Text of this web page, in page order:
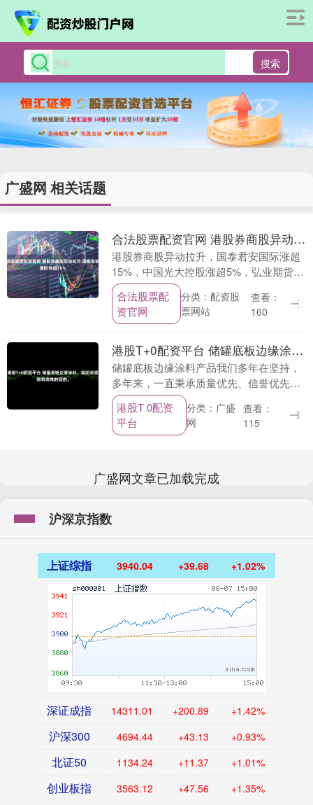
搜索
广盛网 相关话题
合法股票配资官网 港股券商股异动拉升 国泰君安国际涨超15%
港股券商股异动拉升，国泰君安国际涨超
15%，中国光大控股涨超5%，弘业期货、
中国银河、国联民生纷纷拉升。 文章来
源：东方财富Choice数据 责任编辑：70
郑....
合法股票配
资官网
分类：配资股
票网站
查看：
160
港股T+0配资平台 储罐底板边缘涂料，高防渗透和防腐蚀的目的。
储罐底板边缘涂料产品我们多年在坚持，
多年来，一直秉承质量优先、信誉优先、
用户优先的宗旨，在企业管理的基础上，
与市场需求相对接。多年来一直立足于行
业，以不同客户的....
港股T 0配资
平台
分类：广盛
网
查看：
115
广盛网文章已加载完成
沪深京指数
上证综指 3940.04 +39.68 +1.02%
深证成指 14311.01 +200.89 +1.42%
沪深300 4694.44 +43.13 +0.93%
北证50 1134.24 +11.37 +1.01%
创业板指 3563.12 +47.56 +1.35%